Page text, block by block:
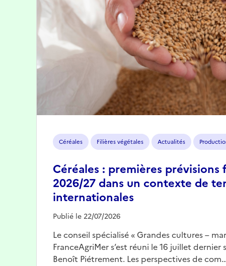
Céréales Filières végétales Actualités
Céréales : premières prévisions
2026/27 dans un contexte de
internationales
Publié le 22/07/2026
Le conseil spécialisé « Grandes cultures –
FranceAgriMer s’est réuni le 16 juillet dernier
Benoît Piétrement. Les perspectives de com…